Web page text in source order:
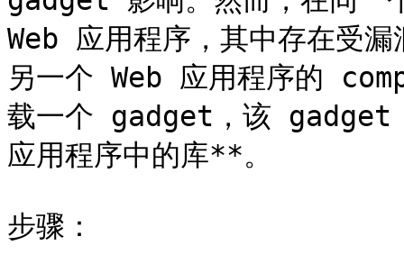
Web 应用程序，其中存在受
另一个 Web 应用程序的
载一个 gadget，该 gadget
应用程序中的库**。
步骤：